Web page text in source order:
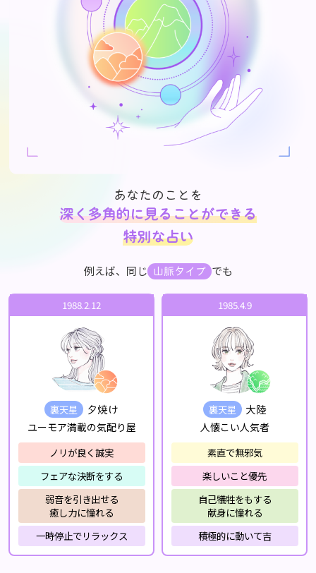
あなたのことを
深く多角的に見ることができる
特別な占い
例えば、同じ 山脈タイプ でも
1988.2.12
裏天星 夕焼け
ユーモア満載の気配り屋
ノリが良く誠実
フェアな決断をする
弱音を引き出せる
癒し力に憧れる
一時停止でリラックス
1985.4.9
裏天星 大陸
人懐こい人気者
素直で無邪気
楽しいこと優先
自己犠牲をもする
献身に憧れる
積極的に動いて吉